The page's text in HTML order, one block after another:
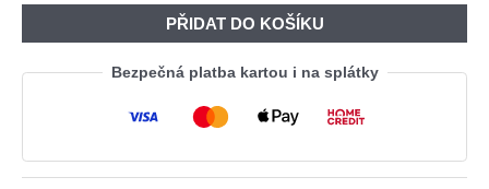
K7
180
PŘIDAT DO KOŠÍKU
Bezpečná platba kartou i na splátky